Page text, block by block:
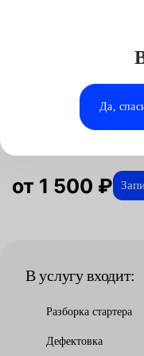
Да,
Ремонт
от 1 500 ₽
В услугу входит:
Разборка стартера
Дефектовка